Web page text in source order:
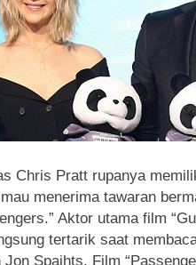
Chris Pratt rupanya
menerima tawaran
Aktor utama film
tertarik saat
Jon Spaihts. Film